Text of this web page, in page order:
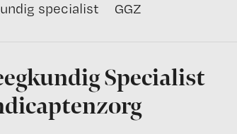
specialist GGZ
Specialist